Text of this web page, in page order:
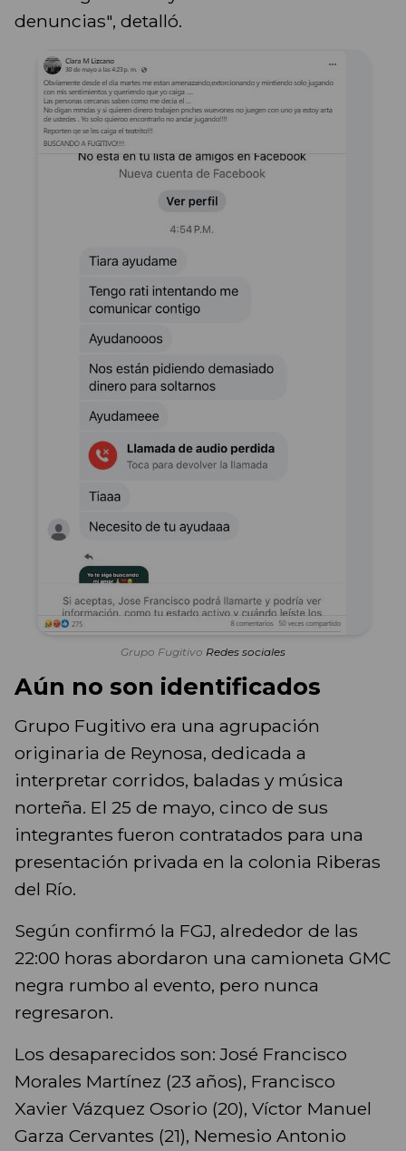
denuncias", detalló.
Grupo Fugitivo Redes sociales
Aún no son identificados
Grupo Fugitivo era una agrupación
originaria de Reynosa, dedicada a
interpretar corridos, baladas y música
norteña. El 25 de mayo, cinco de sus
integrantes fueron contratados para una
presentación privada en la colonia Riberas
del Río.
Según confirmó la FGJ, alrededor de las
22:00 horas abordaron una camioneta GMC
negra rumbo al evento, pero nunca
regresaron.
Los desaparecidos son: José Francisco
Morales Martínez (23 años), Francisco
Xavier Vázquez Osorio (20), Víctor Manuel
Garza Cervantes (21), Nemesio Antonio